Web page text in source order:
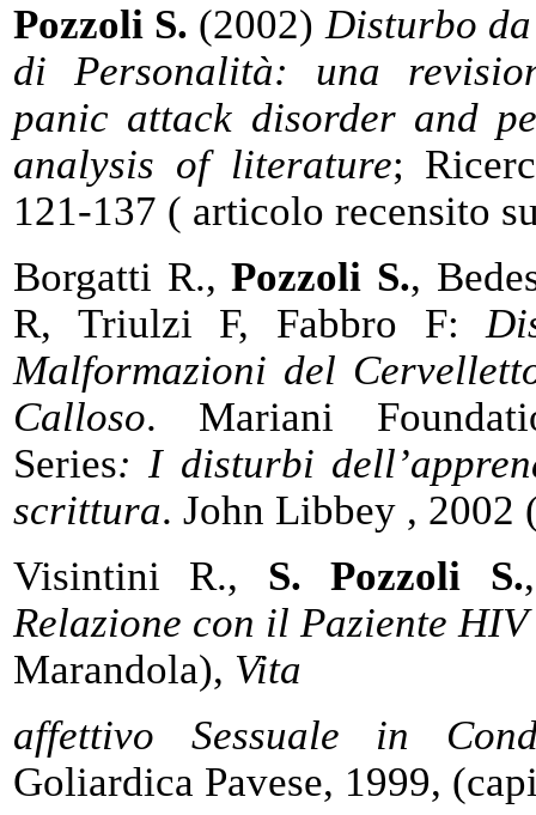
Pozzoli S. (2002) Disturbo
di Personalità: una
panic attack disorder and
analysis of literature;
121-137 ( articolo recensito
Borgatti R.,Pozzoli S.,
R, Triulzi F, Fabbro F:
Malformazioni del
Calloso. Mariani
Series: I disturbi
scrittura. John Libbey ,
Visintini R., S. Pozzoli S.
Relazione con il Paziente
Marandola), Vita
affettivo Sessuale in
Goliardica Pavese, 1999,